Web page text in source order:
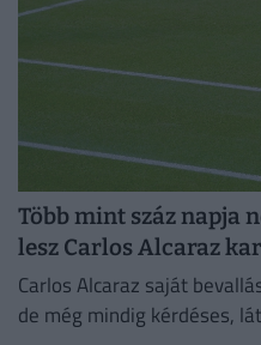
Több mint száz napja
lesz Carlos Alcaraz
Carlos Alcaraz saját
de még mindig kérdéses,